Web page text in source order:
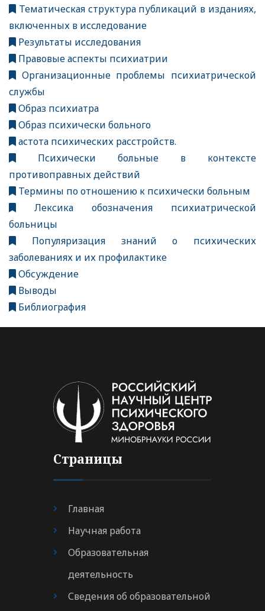
Тематическая структура публикаций в изданиях,
включенных в исследование
Результаты исследования
Правовые аспекты психиатрии
Организационные проблемы психиатрической
службы
Образ психиатра
Образ психически больного
астота психических расстройств.
Психически больные в контексте
противоправных действий
Термины по отношению к психически больным
Лексика обозначения психиатрической
больницы
Популяризация знаний о психических
заболеваниях и их профилактике
Обсуждение
Выводы
Библиография
Страницы
Главная
Научная работа
Образовательная
деятельность
Сведения об образовательной